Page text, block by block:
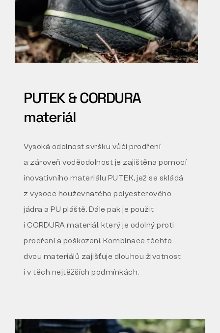
PUTEK & CORDURA
materiál
Vysoká odolnost svršku vůči prodření
a zároveň voděodolnost je zajištěna pomocí
inovativního materiálu PUTEK, jež se skládá
z vysoce houževnatého polyesterového
jádra a PU pláště. Dále pak je použit
i CORDURA materiál, který je odolný proti
prodření a poškození. Kombinace těchto
dvou materiálů zajišťuje dlouhou životnost
i v těch nejtěžších podmínkách.